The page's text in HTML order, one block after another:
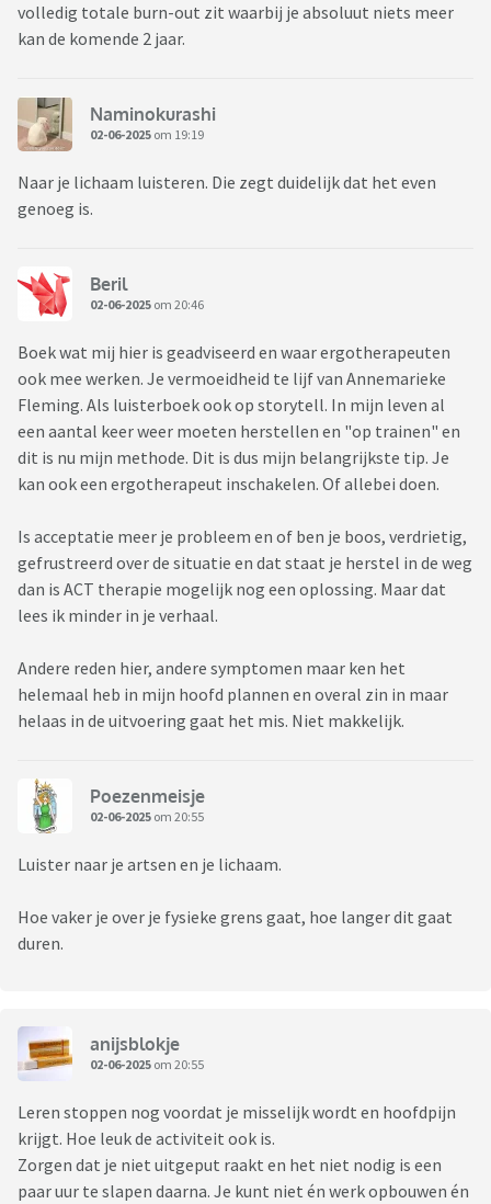
volledig totale burn-out zit waarbij je absoluut niets meer
kan de komende 2 jaar.
Naminokurashi
02-06-2025 om 19:19
Naar je lichaam luisteren. Die zegt duidelijk dat het even
genoeg is.
Beril
02-06-2025 om 20:46
Boek wat mij hier is geadviseerd en waar ergotherapeuten
ook mee werken. Je vermoeidheid te lijf van Annemarieke
Fleming. Als luisterboek ook op storytell. In mijn leven al
een aantal keer weer moeten herstellen en "op trainen" en
dit is nu mijn methode. Dit is dus mijn belangrijkste tip. Je
kan ook een ergotherapeut inschakelen. Of allebei doen.
Is acceptatie meer je probleem en of ben je boos, verdrietig,
gefrustreerd over de situatie en dat staat je herstel in de weg
dan is ACT therapie mogelijk nog een oplossing. Maar dat
lees ik minder in je verhaal.
Andere reden hier, andere symptomen maar ken het
helemaal heb in mijn hoofd plannen en overal zin in maar
helaas in de uitvoering gaat het mis. Niet makkelijk.
Poezenmeisje
02-06-2025 om 20:55
Luister naar je artsen en je lichaam.
Hoe vaker je over je fysieke grens gaat, hoe langer dit gaat
duren.
anijsblokje
02-06-2025 om 20:55
Leren stoppen nog voordat je misselijk wordt en hoofdpijn
krijgt. Hoe leuk de activiteit ook is.
Zorgen dat je niet uitgeput raakt en het niet nodig is een
paar uur te slapen daarna. Je kunt niet én werk opbouwen én